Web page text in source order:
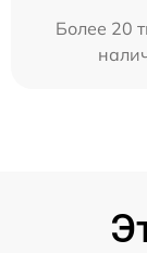
Более 20